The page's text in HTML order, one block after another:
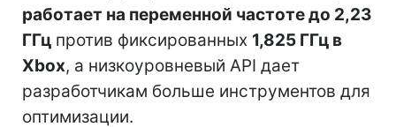
работает на переменной частоте до 2,23
ГГц против фиксированных 1,825 ГГц в
Xbox, а низкоуровневый API дает
разработчикам больше инструментов для
оптимизации.